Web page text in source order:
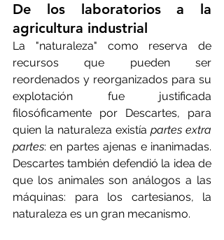
De los laboratorios a la
agricultura industrial
La "naturaleza" como reserva de
recursos que pueden ser
reordenados y reorganizados para su
explotación fue justificada
filosóficamente por Descartes, para
quien la naturaleza existía partes extra
partes: en partes ajenas e inanimadas.
Descartes también defendió la idea de
que los animales son análogos a las
máquinas: para los cartesianos, la
naturaleza es un gran mecanismo.